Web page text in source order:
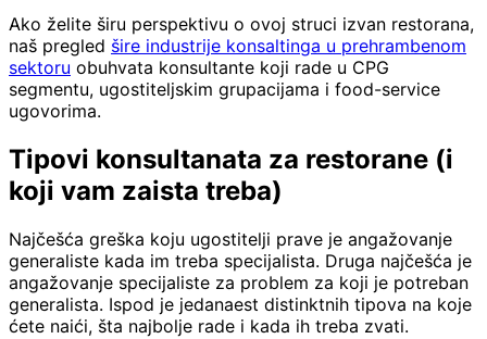
Ako želite širu perspektivu o ovoj struci izvan restorana,
naš pregled šire industrije konsaltinga u prehrambenom
sektoru obuhvata konsultante koji rade u CPG
segmentu, ugostiteljskim grupacijama i food-service
ugovorima.
Tipovi konsultanata za restorane (i
koji vam zaista treba)
Najčešća greška koju ugostitelji prave je angažovanje
generaliste kada im treba specijalista. Druga najčešća je
angažovanje specijaliste za problem za koji je potreban
generalista. Ispod je jedanaest distinktnih tipova na koje
ćete naići, šta najbolje rade i kada ih treba zvati.